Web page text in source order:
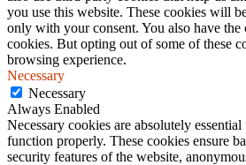
you use this website. These cookies will
only with your consent. You also have
cookies. But opting out of some of these
browsing experience.
Necessary
Necessary
Always Enabled
Necessary cookies are absolutely
function properly. These cookies ensure
security features of the website,